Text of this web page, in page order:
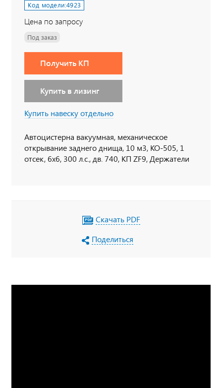
Код модели:4923
Цена по запросу
Под заказ
Получить КП
Купить в лизинг
Купить навеску отдельно
Автоцистерна вакуумная, механическое
открывание заднего днища, 10 м3, КО-505, 1
отсек, 6х6, 300 л.с., дв. 740, КП ZF9, Держатели
Скачать PDF
Поделиться